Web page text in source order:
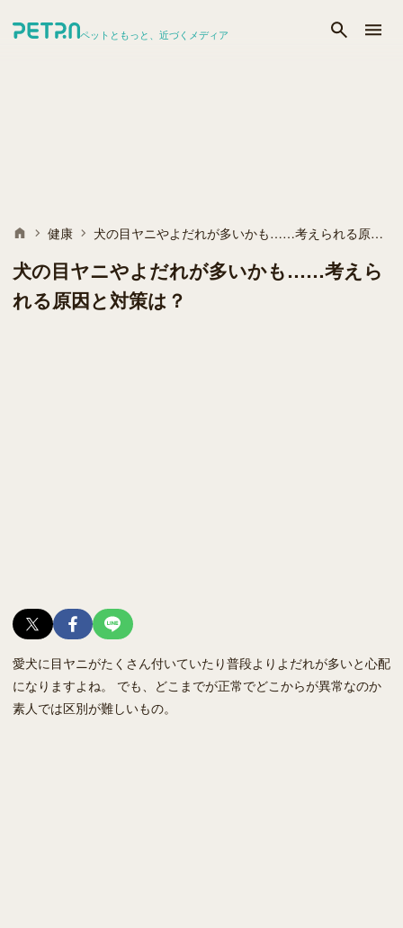
ペットともっと、近づくメディア
健康 犬の目ヤニやよだれが多いかも……考えられる原因と対策は？
犬の目ヤニやよだれが多いかも……考えら
れる原因と対策は？
愛犬に目ヤニがたくさん付いていたり普段よりよだれが多いと心配
になりますよね。 でも、どこまでが正常でどこからが異常なのか
素人では区別が難しいもの。